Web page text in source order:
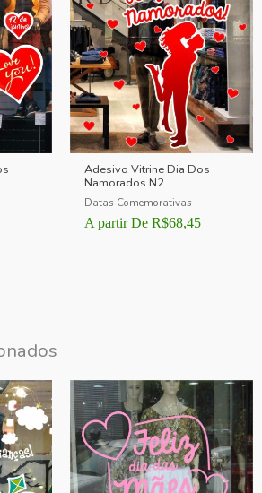
Adesivo Vitrine Dia Dos
Namorados N2
Datas Comemorativas
A partir De R$68,45